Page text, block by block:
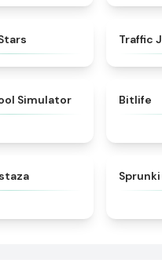
Traffic
★
Simulator Bitlife